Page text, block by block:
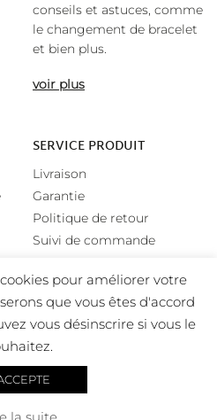
conseils et astuces, comme
le changement de bracelet
et bien plus.
voir plus
SERVICE PRODUIT
Livraison
Garantie
Politique de retour
Suivi de commande
pour améliorer votre
que vous êtes d'accord
vous désinscrire si vous le